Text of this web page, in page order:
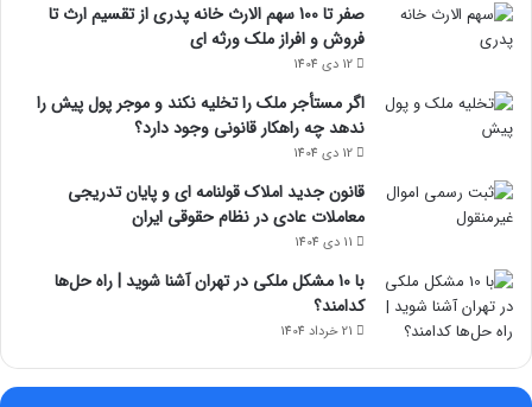
صفر تا 100 سهم الارث خانه پدری از تقسیم ارث تا
فروش و افراز ملک ورثه ای
12 دی 1404
اگر مستأجر ملک را تخلیه نکند و موجر پول پیش را
ندهد چه راهکار قانونی وجود دارد؟
12 دی 1404
قانون جدید املاک قولنامه ای و پایان تدریجی
معاملات عادی در نظام حقوقی ایران
11 دی 1404
با 10 مشکل ملکی در تهران آشنا شوید | راه حل‌ها
کدامند؟
21 خرداد 1404